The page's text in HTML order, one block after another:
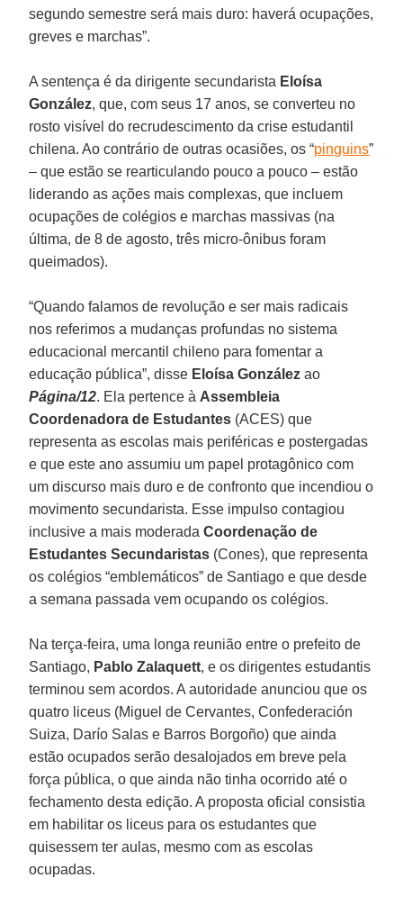
segundo semestre será mais duro: haverá ocupações,
greves e marchas”.
A sentença é da dirigente secundarista Eloísa
González, que, com seus 17 anos, se converteu no
rosto visível do recrudescimento da crise estudantil
chilena. Ao contrário de outras ocasiões, os “pinguins”
– que estão se rearticulando pouco a pouco – estão
liderando as ações mais complexas, que incluem
ocupações de colégios e marchas massivas (na
última, de 8 de agosto, três micro-ônibus foram
queimados).
“Quando falamos de revolução e ser mais radicais
nos referimos a mudanças profundas no sistema
educacional mercantil chileno para fomentar a
educação pública”, disse Eloísa González ao
Página/12. Ela pertence à Assembleia
Coordenadora de Estudantes (ACES) que
representa as escolas mais periféricas e postergadas
e que este ano assumiu um papel protagônico com
um discurso mais duro e de confronto que incendiou o
movimento secundarista. Esse impulso contagiou
inclusive a mais moderadaCoordenação de
Estudantes Secundaristas (Cones), que representa
os colégios “emblemáticos” de Santiago e que desde
a semana passada vem ocupando os colégios.
Na terça-feira, uma longa reunião entre o prefeito de
Santiago, Pablo Zalaquett, e os dirigentes estudantis
terminou sem acordos. A autoridade anunciou que os
quatro liceus (Miguel de Cervantes, Confederación
Suiza, Darío Salas e Barros Borgoño) que ainda
estão ocupados serão desalojados em breve pela
força pública, o que ainda não tinha ocorrido até o
fechamento desta edição. A proposta oficial consistia
em habilitar os liceus para os estudantes que
quisessem ter aulas, mesmo com as escolas
ocupadas.